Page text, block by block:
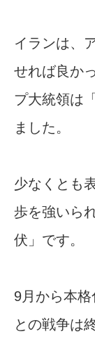
イランは、
せれば良か
プ大統領は「
ました。
少なくとも
歩を強いら
伏」です。
9月から本
との戦争は